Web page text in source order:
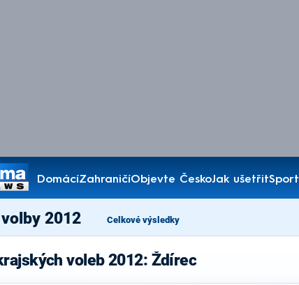
DomácíZahraničíObjevte ČeskoJak ušetřitSport
Pořady
2012 Celkové výsledky
voleb 2012: Ždírec